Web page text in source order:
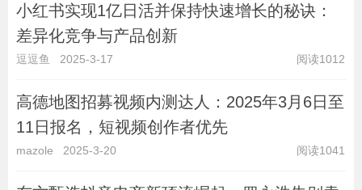
小红书实现1亿日活并保持快速增长的秘诀：
差异化竞争与产品创新
逗逗鱼 2025-3-17 阅读1012
高德地图招募视频内测达人：2025年3月6日至
11日报名，短视频创作者优先
mazole 2025-3-20 阅读1041